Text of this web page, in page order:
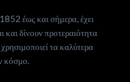
έως και σήμερα, έχει
δίνουν προτεραιότητα
τα καλύτερα
κόσμο.